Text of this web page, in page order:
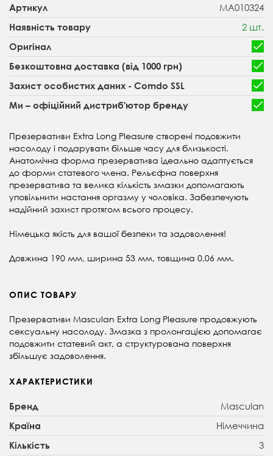
Артикул MA010324
Наявність товару 2 шт.
Оригінал
Безкоштовна доставка (від 1000 грн)
Захист особистих даних - Comdo SSL
Ми – офіційний дистриб'ютор бренду
Презервативи Extra Long Pleasure створені подовжити
насолоду і подарувати більше часу для близькості.
Анатомічна форма презерватива ідеально адаптується
до форми статевого члена. Рельєфна поверхня
презерватива та велика кількість змазки допомагають
уповільнити настання оргазму у чоловіка. Забезпечують
надійний захист протягом всього процесу.
Німецька якість для вашої безпеки та задоволення!
Довжина 190 мм, ширина 53 мм, товщина 0,06 мм.
ОПИС ТОВАРУ
Презервативи Masculan Extra Long Pleasure продовжують
сексуальну насолоду. Змазка з пролонгацією допомагає
подовжити статевий акт, а структурована поверхня
збільшує задоволення.
ХАРАКТЕРИСТИКИ
Бренд Masculan
Країна Німеччина
Кількість 3